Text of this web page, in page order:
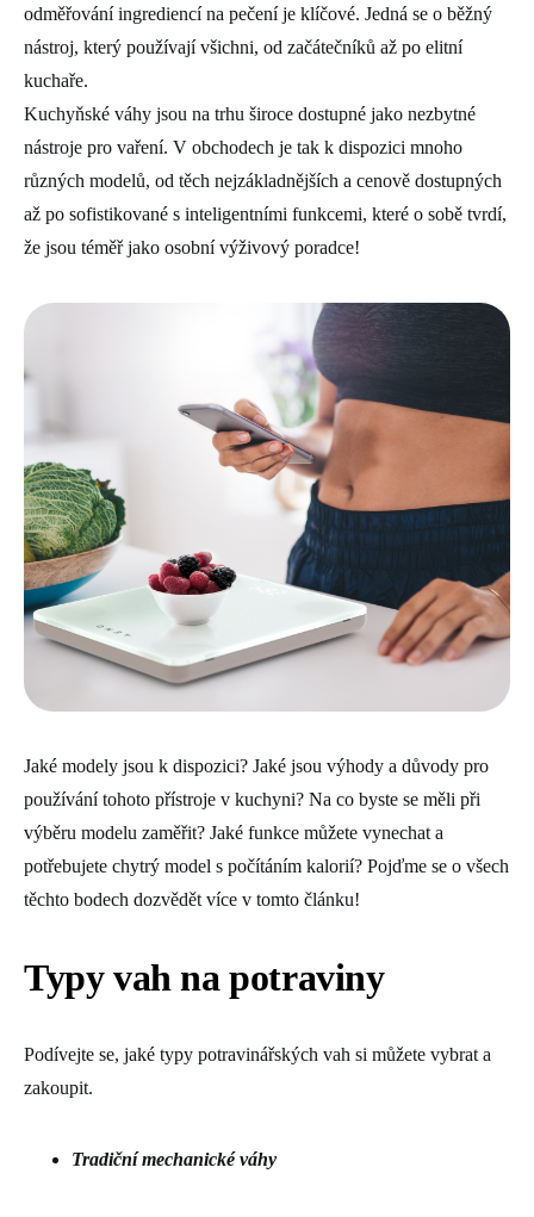
odměřování ingrediencí na pečení je klíčové. Jedná se o běžný
nástroj, který používají všichni, od začátečníků až po elitní
kuchaře.
Kuchyňské váhy jsou na trhu široce dostupné jako nezbytné
nástroje pro vaření. V obchodech je tak k dispozici mnoho
různých modelů, od těch nejzákladnějších a cenově dostupných
až po sofistikované s inteligentními funkcemi, které o sobě tvrdí,
že jsou téměř jako osobní výživový poradce!
Jaké modely jsou k dispozici? Jaké jsou výhody a důvody pro
používání tohoto přístroje v kuchyni? Na co byste se měli při
výběru modelu zaměřit? Jaké funkce můžete vynechat a
potřebujete chytrý model s počítáním kalorií? Pojďme se o všech
těchto bodech dozvědět více v tomto článku!
Typy vah na potraviny
Podívejte se, jaké typy potravinářských vah si můžete vybrat a
zakoupit.
Tradiční mechanické váhy